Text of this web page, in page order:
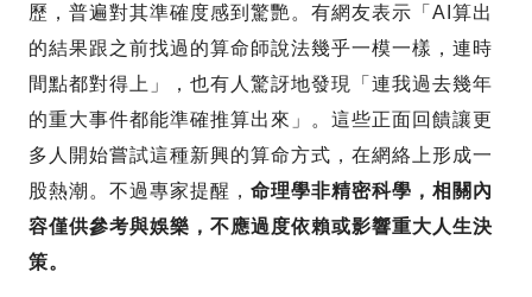
歷，普遍對其準確度感到驚艷。有網友表示「AI算出
的結果跟之前找過的算命師說法幾乎一模一樣，連時
間點都對得上」，也有人驚訝地發現「連我過去幾年
的重大事件都能準確推算出來」。這些正面回饋讓更
多人開始嘗試這種新興的算命方式，在網絡上形成一
股熱潮。不過專家提醒， 命理學非精密科學，相關內
容僅供參考與娛樂，不應過度依賴或影響重大人生決
策。